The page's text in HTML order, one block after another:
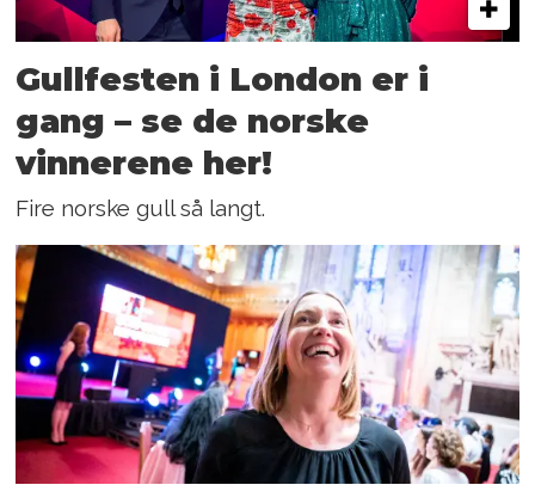
Gullfesten i London er i
gang – se de norske
vinnerene her!
Fire norske gull så langt.